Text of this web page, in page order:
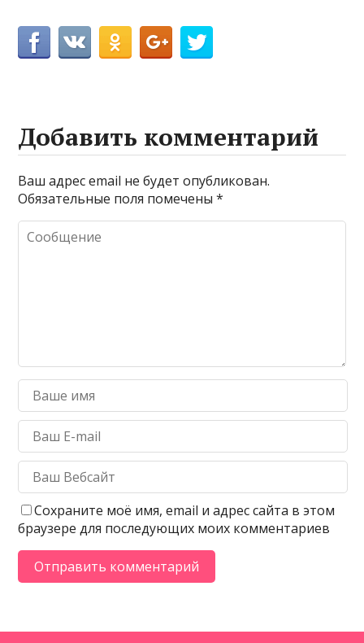
Добавить комментарий
Ваш адрес email не будет опубликован.
Обязательные поля помечены*
Сохраните моё имя, email и адрес сайта в этом
браузере для последующих моих комментариев